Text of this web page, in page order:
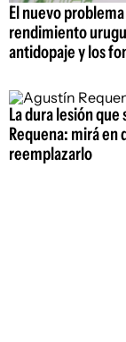
El nuevo
rendimiento
antidopaje y los
La dura lesión
Requena: mirá en
reemplazarlo